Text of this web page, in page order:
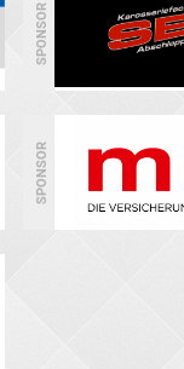
SPONSOR
SPONSOR